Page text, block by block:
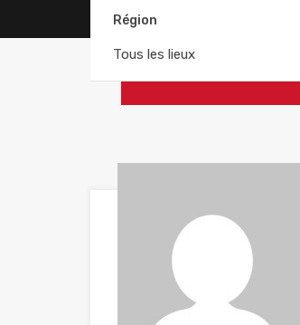
Région
Tous les lieux